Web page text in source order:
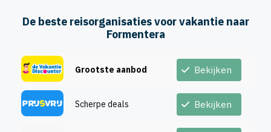
De beste reisorganisaties voor vakantie naar
Formentera
Grootste aanbod Bekijken
Scherpe deals Bekijken